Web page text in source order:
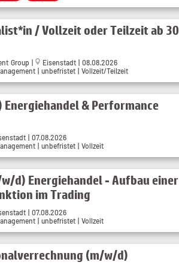
/ Vollzeit oder Teilzeit ab 30
Group | Eisenstadt | 08.08.2026
| unbefristet | Vollzeit/Teilzeit
& Performance
| 07.08.2026
| unbefristet | Vollzeit
d) Energiehandel - Aufbau einer
im Trading
| 07.08.2026
| unbefristet | Vollzeit
(m/w/d)